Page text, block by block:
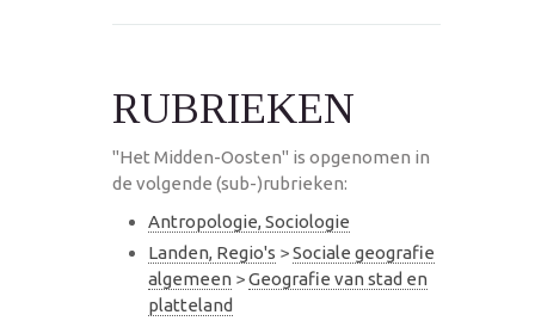
RUBRIEKEN
"Het Midden-Oosten" is opgenomen in
de volgende (sub-)rubrieken:
Antropologie, Sociologie
Landen, Regio's >Sociale geografie
algemeen >Geografie van stad en
platteland